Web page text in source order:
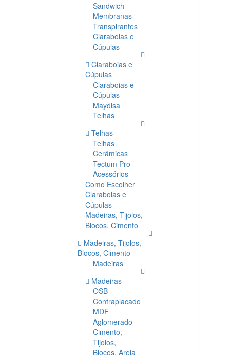
Sandwich
Membranas
Transpirantes
Claraboias e
Cúpulas
Claraboias e
Cúpulas
Claraboias e
Cúpulas
Maydisa
Telhas
Telhas
Telhas
Cerâmicas
Tectum Pro
Acessórios
Como Escolher
Claraboias e
Cúpulas
Madeiras, Tijolos,
Blocos, Cimento
Madeiras, Tijolos,
Blocos, Cimento
Madeiras
Madeiras
OSB
Contraplacado
MDF
Aglomerado
Cimento,
Tijolos,
Blocos, Areia